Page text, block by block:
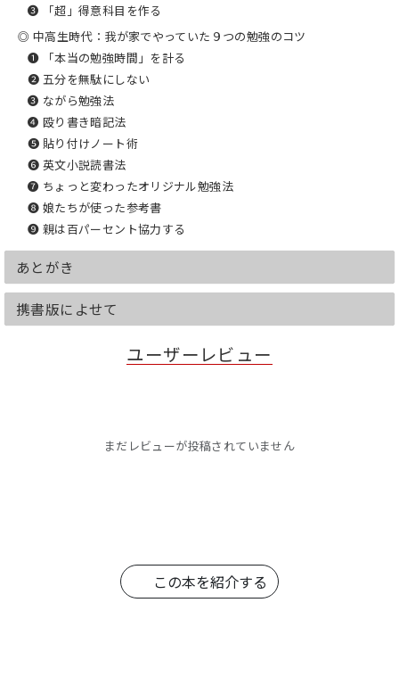
❸ 「超」得意科目を作る
◎ 中高生時代：我が家でやっていた９つの勉強のコツ
❶ 「本当の勉強時間」を計る
❷ 五分を無駄にしない
❸ ながら勉強法
❹ 殴り書き暗記法
❺ 貼り付けノート術
❻ 英文小説読書法
❼ ちょっと変わったオリジナル勉強法
❽ 娘たちが使った参考書
❾ 親は百パーセント協力する
あとがき
携書版によせて
ユーザーレビュー
まだレビューが投稿されていません
この本を紹介する